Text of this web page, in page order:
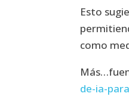
Esto
como
de-ia-